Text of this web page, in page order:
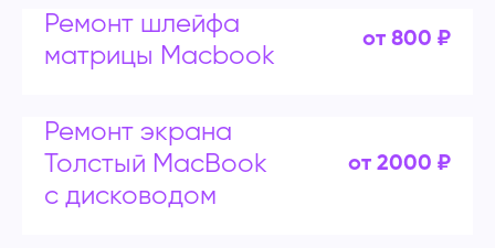
Ремонт шлейфа
матрицы Macbook
от 800 ₽
Ремонт экрана
Толстый MacBook
с дисководом
от 2000 ₽